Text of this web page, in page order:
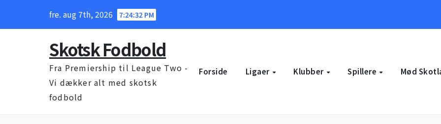
fre. aug 7th, 2026 7:24:33 PM
Skotsk Fodbold
Fra Premiership til League Two -
Vi dækker alt med skotsk
fodbold
Forside Ligaer Klubber Spillere Mød